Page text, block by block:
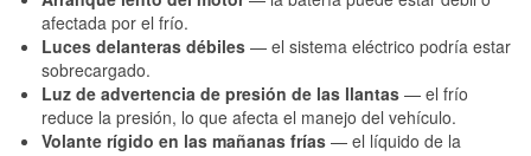
afectada por el frío.
Luces delanteras débiles — el sistema eléctrico podría estar
sobrecargado.
Luz de advertencia de presión de las llantas — el frío
reduce la presión, lo que afecta el manejo del vehículo.
Volante rígido en las mañanas frías — el líquido de la